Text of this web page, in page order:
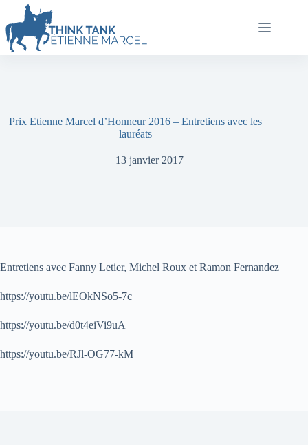
Prix Etienne Marcel d’Honneur 2016 – Entretiens avec les
lauréats
13 janvier 2017
Entretiens avec Fanny Letier, Michel Roux et Ramon Fernandez
https://youtu.be/lEOkNSo5-7c
https://youtu.be/d0t4eiVi9uA
https://youtu.be/RJl-OG77-kM